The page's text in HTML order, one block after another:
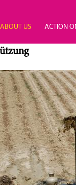
ABOUT US ACTION